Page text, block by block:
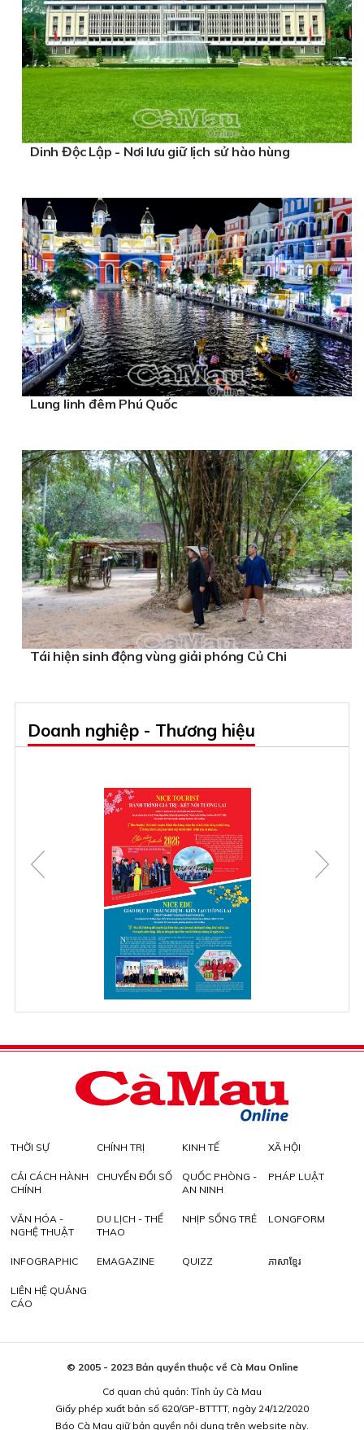
Dinh Độc Lập - Nơi lưu giữ lịch sử hào hùng
Lung linh đêm Phú Quốc
Tái hiện sinh động vùng giải phóng Củ Chi
Doanh nghiệp - Thương hiệu
THỜI SỰ CHÍNH TRỊ KINH TẾ XÃ HỘI
CẢI CÁCH HÀNH
CHÍNH
CHUYỂN ĐỔI SỐ
QUỐC PHÒNG -
AN NINH
PHÁP LUẬT
VĂN HÓA -
NGHỆ THUẬT
DU LỊCH - THỂ
THAO
NHỊP SỐNG TRẺ LONGFORM
INFOGRAPHIC EMAGAZINE QUIZZ ភាសាខ្មែរ
LIÊN HỆ QUẢNG
CÁO
© 2005 - 2023 Bản quyền thuộc về Cà Mau Online
Cơ quan chủ quản: Tỉnh ủy Cà Mau
Giấy phép xuất bản số 620/GP-BTTTT, ngày 24/12/2020
Báo Cà Mau giữ bản quyền nội dung trên website này.